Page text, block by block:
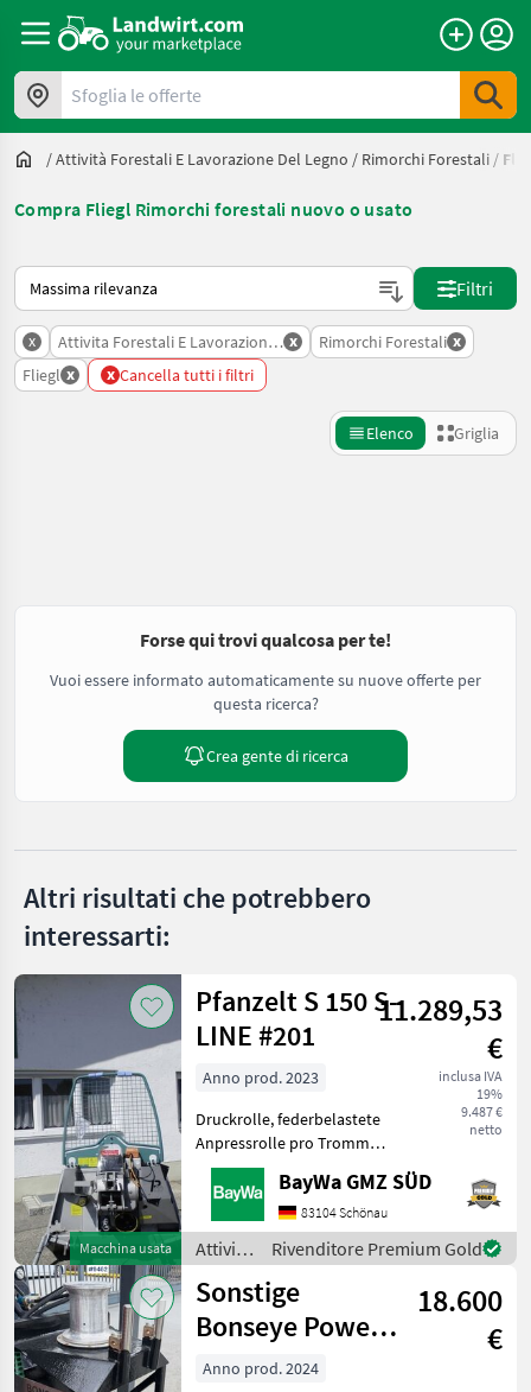
Sfoglia le offerte
/Attività Forestali E Lavorazione Del Legno / Rimorchi Forestali /
Compra Fliegl Rimorchi forestali nuovo o usato
Ecco come viene ordinato su Landwirt.com
Filtri
x Attivita Forestali E Lavorazione Del Legno
x Rimorchi Forestali x
Fliegl x x Cancella tutti i filtri
Elenco Griglia
Forse qui trovi qualcosa per te!
Vuoi essere informato automaticamente su nuove offerte per
questa ricerca?
Crea gente di ricerca
Altri risultati che potrebbero
interessarti:
Macchina usata
Pfanzelt S 150 S-
LINE #201
11.289,53
€
inclusa IVA
19%
9.487 €
netto
Anno prod. 2023
Druckrolle, federbelastete
Anpressrolle pro Trommel
MonoSpezial-Forstseil 10
mm 70 mRückeschild 1500
Seilausstoss
Hydromechanisch mit
Seilverteilu
BayWa GMZ SÜD
83104 Schönau
Attività
forestali
e
lavorazione
del
legno /
Rivenditore Premium Gold
Sonstige
Bonseye Power
Nock
18.600
€
Anno prod. 2024